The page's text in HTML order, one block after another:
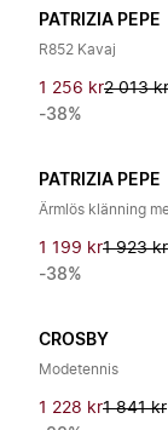
PATRIZIA PEPE
R852 Kavaj
1 256 kr2 013 kr
-38%
PATRIZIA PEPE
1 199 kr1 923 kr
-38%
CROSBY
Modetennis
1 228 kr1 841 kr